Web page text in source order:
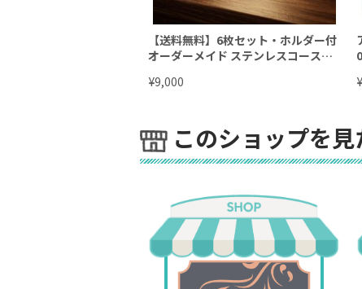
【送料無料】6枚セット・ホルダー付
オーダーメイド ステンレスコースタ
名入れ ロゴ刻印 レーザー加工 高級仕
¥9,000 ¥
このショップを